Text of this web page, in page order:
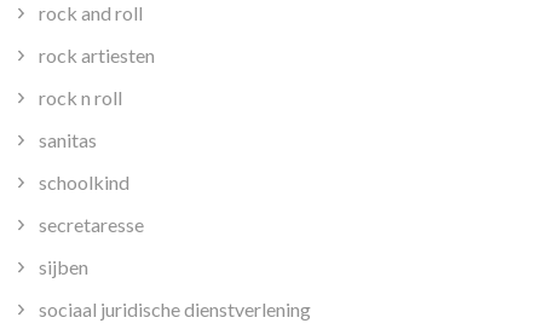
rock and roll
rock artiesten
rock n roll
sanitas
schoolkind
secretaresse
sijben
sociaal juridische dienstverlening